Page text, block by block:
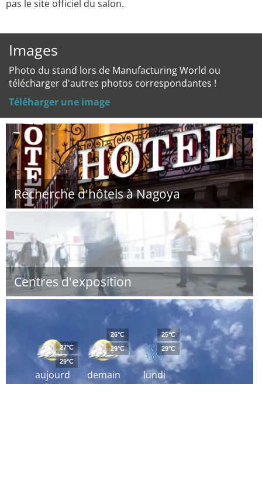
pas le site officiel du salon.
Images
Photo du stand lors de Manufacturing World ou
télécharger d'autres photos correspondantes !
Téléharger une image
Recherche d'hôtels à Nagoya
Centres d'exposition
aujourd
´hui
27°C
29°C
demain
26°C
29°C
lundi
25°C
29°C